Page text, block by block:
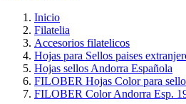
Inicio
Filatelia
Accesorios filatelicos
Hojas para Sellos paises
Hojas sellos Andorra Española
FILOBER Hojas Color para
FILOBER Color Andorra Esp.